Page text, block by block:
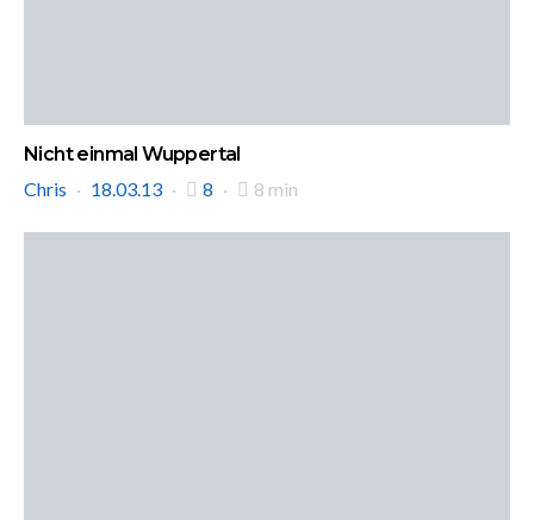
Nicht einmal Wuppertal
Chris
18.03.13 8 8 min